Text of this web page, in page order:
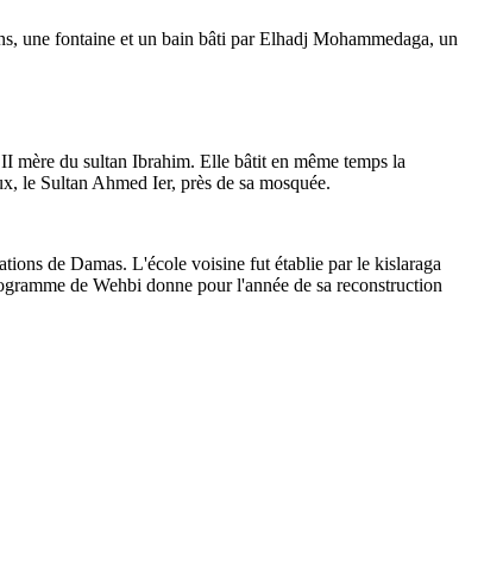
une fontaine et un bain bâti par Elhadj Mohammedaga, un
du sultan Ibrahim. Elle bâtit en même temps la
le Sultan Ahmed Ier, près de sa mosquée.
de Damas. L'école voisine fut établie par le kislaraga
de Wehbi donne pour l'année de sa reconstruction